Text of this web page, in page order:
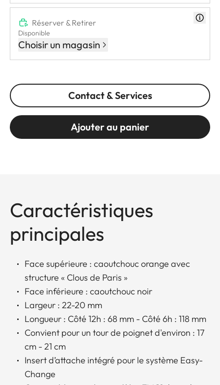
Réserver & Retirer
Disponible
Choisir un magasin
Contact & Services
Ajouter au panier
Caractéristiques
principales
Face supérieure : caoutchouc orange avec
structure « Clous de Paris »
Face inférieure : caoutchouc noir
Largeur : 22-20 mm
Longueur : Côté 12h : 68 mm - Côté 6h : 118 mm
Convient pour un tour de poignet d'environ : 17
cm - 21 cm
Insert d’attache intégré pour le système Easy-
Change